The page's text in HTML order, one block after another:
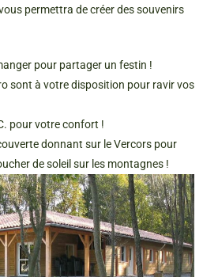
permettra de créer des souvenirs
pour partager un festin !
sont à votre disposition pour ravir vos
pour votre confort !
donnant sur le Vercors pour
de soleil sur les montagnes !